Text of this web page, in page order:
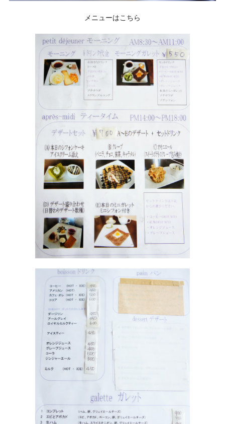
メニューはこちら